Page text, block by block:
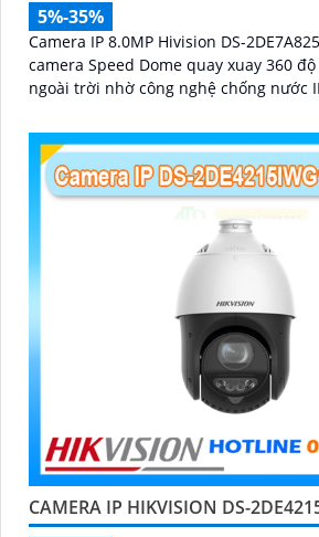
5%-35%
Camera IP 8.0MP Hivision DS-
camera Speed Dome quay xuay 360
ngoài trời nhờ công nghệ chống nước
CAMERA IP HIKVISION DS-